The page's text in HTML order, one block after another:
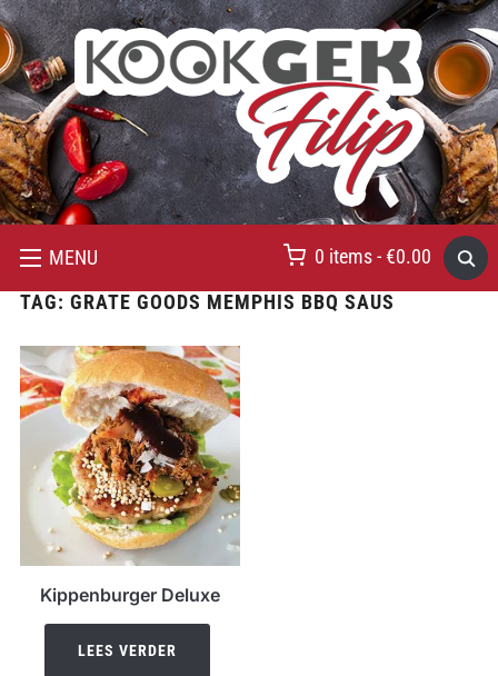
MENU 0 items - €0.00
TAG: GRATE GOODS MEMPHIS BBQ SAUS
Kippenburger Deluxe
LEES VERDER